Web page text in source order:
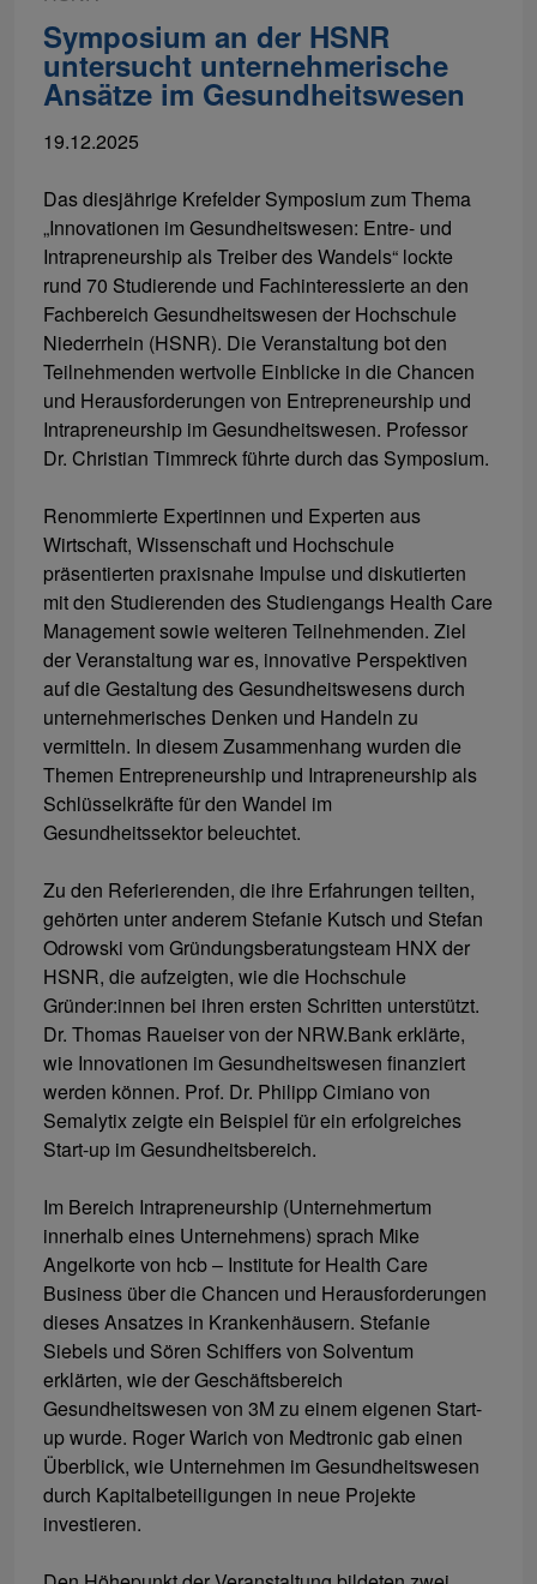
Symposium an der HSNR
untersucht unternehmerische
Ansätze im Gesundheitswesen
19.12.2025
Das diesjährige Krefelder Symposium zum Thema
„Innovationen im Gesundheitswesen: Entre- und
Intrapreneurship als Treiber des Wandels“ lockte
rund 70 Studierende und Fachinteressierte an den
Fachbereich Gesundheitswesen der Hochschule
Niederrhein (HSNR). Die Veranstaltung bot den
Teilnehmenden wertvolle Einblicke in die Chancen
und Herausforderungen von Entrepreneurship und
Intrapreneurship im Gesundheitswesen. Professor
Dr. Christian Timmreck führte durch das Symposium.
Renommierte Expertinnen und Experten aus
Wirtschaft, Wissenschaft und Hochschule
präsentierten praxisnahe Impulse und diskutierten
mit den Studierenden des Studiengangs Health Care
Management sowie weiteren Teilnehmenden. Ziel
der Veranstaltung war es, innovative Perspektiven
auf die Gestaltung des Gesundheitswesens durch
unternehmerisches Denken und Handeln zu
vermitteln. In diesem Zusammenhang wurden die
Themen Entrepreneurship und Intrapreneurship als
Schlüsselkräfte für den Wandel im
Gesundheitssektor beleuchtet.
Zu den Referierenden, die ihre Erfahrungen teilten,
gehörten unter anderem Stefanie Kutsch und Stefan
Odrowski vom Gründungsberatungsteam HNX der
HSNR, die aufzeigten, wie die Hochschule
Gründer:innen bei ihren ersten Schritten unterstützt.
Dr. Thomas Raueiser von der NRW.Bank erklärte,
wie Innovationen im Gesundheitswesen finanziert
werden können. Prof. Dr. Philipp Cimiano von
Semalytix zeigte ein Beispiel für ein erfolgreiches
Start-up im Gesundheitsbereich.
Im Bereich Intrapreneurship (Unternehmertum
innerhalb eines Unternehmens) sprach Mike
Angelkorte von hcb – Institute for Health Care
Business über die Chancen und Herausforderungen
dieses Ansatzes in Krankenhäusern. Stefanie
Siebels und Sören Schiffers von Solventum
erklärten, wie der Geschäftsbereich
Gesundheitswesen von 3M zu einem eigenen Start-
up wurde. Roger Warich von Medtronic gab einen
Überblick, wie Unternehmen im Gesundheitswesen
durch Kapitalbeteiligungen in neue Projekte
investieren.